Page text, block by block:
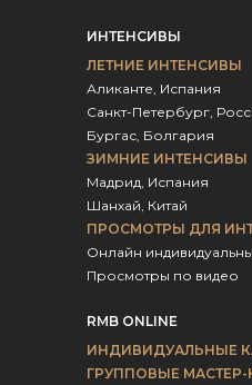
ИНТЕНСИВЫ
ЛЕТНИЕ ИНТЕНСИВЫ
Аликанте, Испания
Санкт-Петербург,
Бургас, Болгария
ЗИМНИЕ ИНТЕНСИВЫ
Мадрид, Испания
Шанхай, Китай
ПРОСМОТРЫ ДЛЯ
Онлайн
Просмотры по видео
RMB ONLINE
ИНДИВИДУАЛЬНЫЕ
ГРУППОВЫЕ